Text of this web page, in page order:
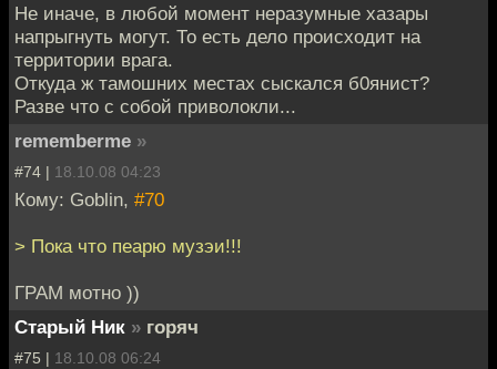
Не иначе, в любой момент неразумные хазары
напрыгнуть могут. То есть дело происходит на
территории врага.
Откуда ж тамошних местах сыскался б0янист?
Разве что с собой приволокли...
rememberme »
#74 | 18.10.08 04:23
Кому: Goblin, #70
> Пока что пеарю музэи!!!
ГРАМ мотно ))
Старый Ник » горяч
#75 | 18.10.08 06:24